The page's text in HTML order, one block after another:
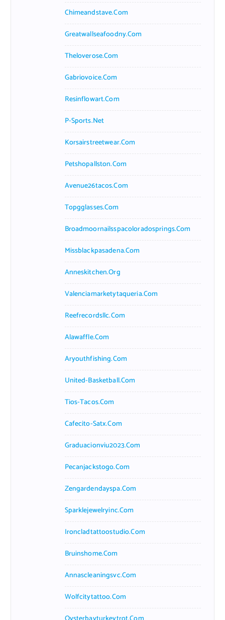
Chimeandstave.com
Greatwallseafoodny.com
Theloverose.com
Gabriovoice.com
Resinflowart.com
P-Sports.net
Korsairstreetwear.com
Petshopallston.com
Avenue26tacos.com
Topgglasses.com
Broadmoornailsspacoloradosprings.com
Missblackpasadena.com
Anneskitchen.org
Valenciamarketytaqueria.com
Reefrecordsllc.com
Alawaffle.com
Aryouthfishing.com
United-Basketball.com
Tios-Tacos.com
Cafecito-Satx.com
Graduacionviu2023.com
Pecanjackstogo.com
Zengardendayspa.com
Sparklejewelryinc.com
Ironcladtattoostudio.com
Bruinshome.com
Annascleaningsvc.com
Wolfcitytattoo.com